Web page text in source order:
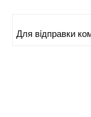
Для вiдправки